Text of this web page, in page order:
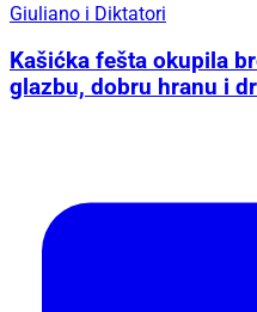
Giuliano i Diktatori
Kašićka fešta okupila
glazbu, dobru hranu i